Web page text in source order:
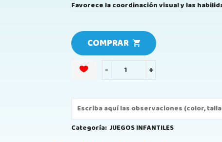
Favorece la coordinación visual y las
COMPRAR
- +
Categoría: JUEGOS INFANTILES